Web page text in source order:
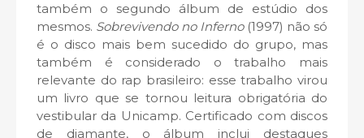
também o segundo álbum de estúdio dos
mesmos. Sobrevivendo no Inferno (1997) não só
é o disco mais bem sucedido do grupo, mas
também é considerado o trabalho mais
relevante do rap brasileiro: esse trabalho virou
um livro que se tornou leitura obrigatória do
vestibular da Unicamp. Certificado com discos
de diamante, o álbum inclui destaques